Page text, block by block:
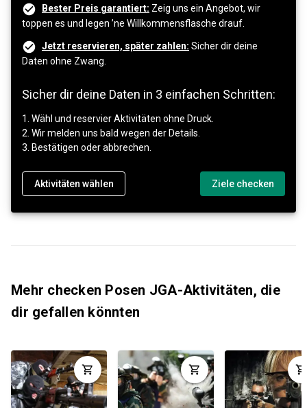
Bester Preis garantiert: Zeig uns ein Angebot, wir
toppen es und legen ’ne Willkommensflasche drauf.
Jetzt reservieren, später zahlen: Sicher dir deine
Daten ohne Zwang.
Sicher dir deine Daten in 3 einfachen Schritten:
1. Wähl und reservier Aktivitäten ohne Druck.
2. Wir melden uns bald wegen der Details.
3. Bestätigen oder abbrechen.
Aktivitäten wählen Ziele checken
Mehr checken Posen JGA-Aktivitäten, die
dir gefallen könnten